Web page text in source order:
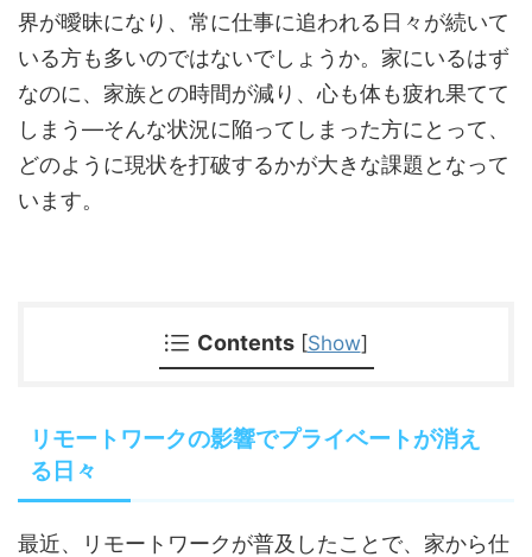
界が曖昧になり、常に仕事に追われる日々が続いて
いる方も多いのではないでしょうか。家にいるはず
なのに、家族との時間が減り、心も体も疲れ果てて
しまう—そんな状況に陥ってしまった方にとって、
どのように現状を打破するかが大きな課題となって
います。
Contents [Show]
リモートワークの影響でプライベートが消え
る日々
最近、リモートワークが普及したことで、家から仕